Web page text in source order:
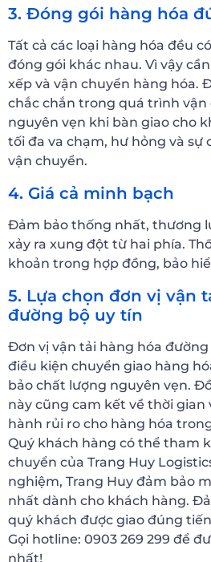
3. Đóng gói hàng hóa
Tất cả các loại hàng hóa đều
đóng gói khác nhau. Vì vậy
xếp và vận chuyển hàng hóa.
chắc chắn trong quá trình vận
nguyên vẹn khi bàn giao cho
tối đa va chạm, hư hỏng và sự
vận chuyển.
4. Giá cả minh bạch
Đảm bảo thống nhất, thương
xảy ra xung đột từ hai phía.
khoản trong hợp đồng, bảo
5. Lựa chọn đơn vị vận
đường bộ uy tín
Đơn vị vận tải hàng hóa
điều kiện chuyển giao hàng
bảo chất lượng nguyên vẹn.
này cũng cam kết về thời gian
hành rủi ro cho hàng hóa
Quý khách hàng có thể tham
chuyển của Trang Huy
nghiệm, Trang Huy đảm bảo
nhất dành cho khách hàng.
quý khách được giao đúng
Gọi hotline: 0903 269 299 để
nhất!